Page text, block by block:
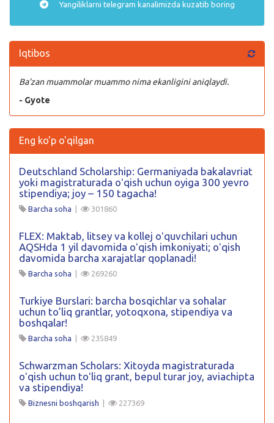
Yangiliklarni telegram kanalimizda kuzatib boring
Iqtibos
Ba’zan muammolar muammo nima ekanligini aniqlaydi.
- Gyote
Eng ko'p o'qilgan
Deutschland Scholarship: Germaniyada bakalavriat
yoki magistraturada oʻqish uchun oyiga 300 yevro
stipendiya; joy – 150 tagacha!
Barcha soha | 301860
FLEX: Maktab, litsey va kollej oʻquvchilari uchun
AQSHda 1 yil davomida oʻqish imkoniyati; oʻqish
davomida barcha xarajatlar qoplanadi!
Barcha soha | 269260
Turkiye Burslari: barcha bosqichlar va sohalar
uchun to’liq grantlar, yotoqxona, stipendiya va
boshqalar!
Barcha soha | 235849
Schwarzman Scholars: Xitoyda magistraturada
oʻqish uchun toʻliq grant, bepul turar joy, aviachipta
va stipendiya!
Biznesni boshqarish | 227369